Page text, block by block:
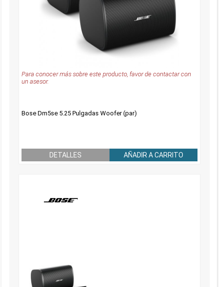
Para conocer más sobre este producto, favor de contactar con
un asesor.
Bose Dm5se 5.25 Pulgadas Woofer (par)
DETALLES AÑADIR A CARRITO